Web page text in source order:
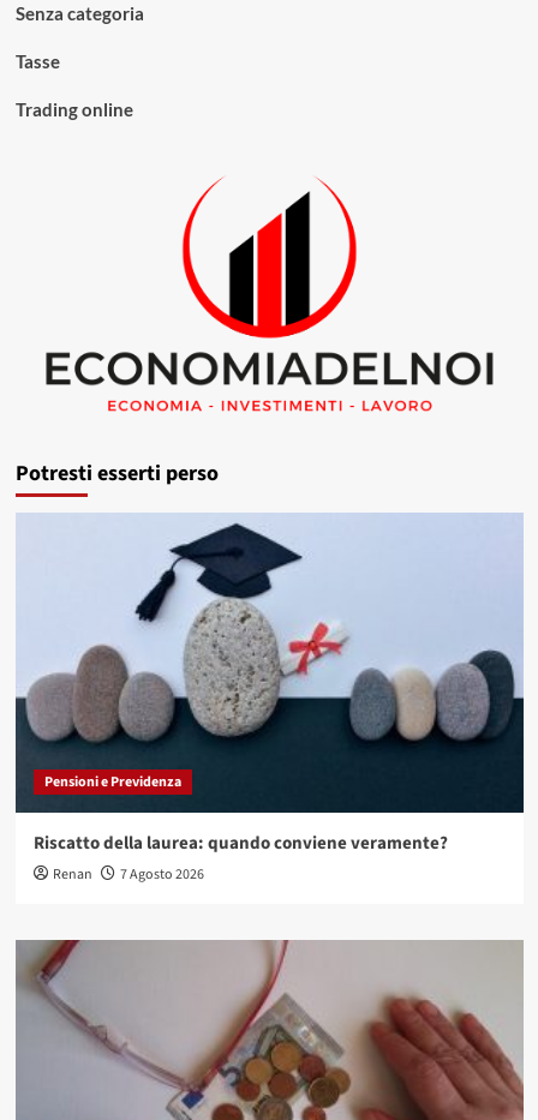
Senza categoria
Tasse
Trading online
Potresti esserti perso
Pensioni e Previdenza
Riscatto della laurea: quando conviene veramente?
Renan 7 Agosto 2026